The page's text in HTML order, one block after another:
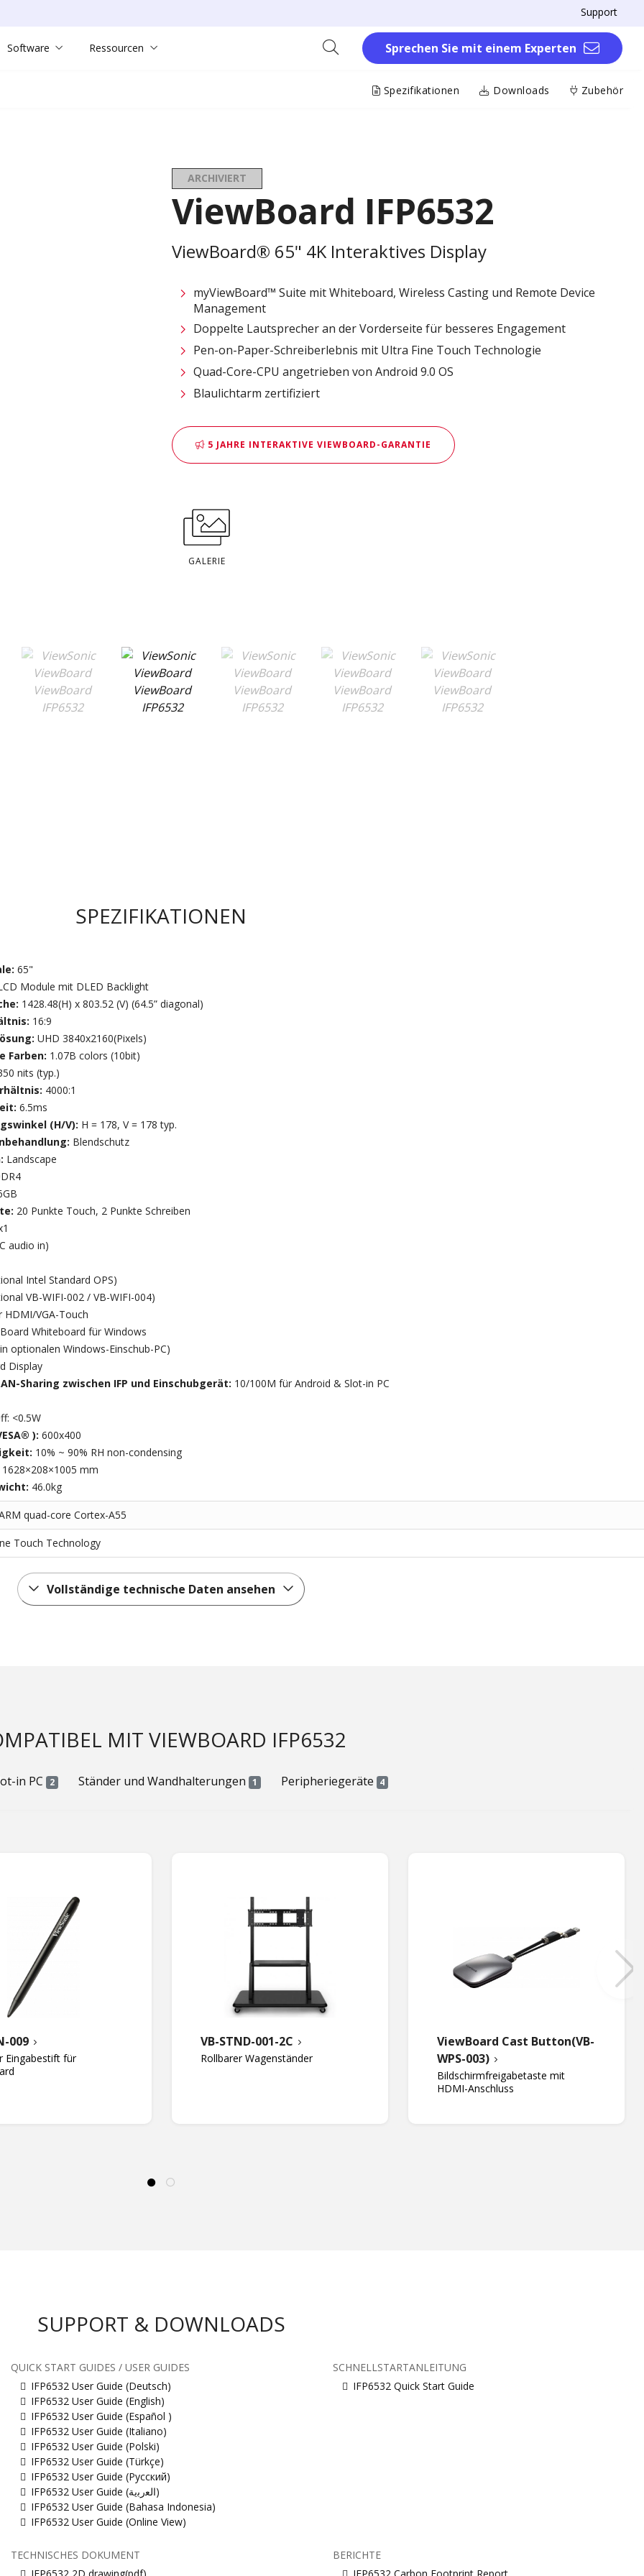
Support
Software Ressourcen Sprechen Sie mit einem Experten
Spezifikationen Downloads Zubehör
ARCHIVIERT
ViewBoard IFP6532
ViewBoard® 65" 4K Interaktives Display
myViewBoard™ Suite mit Whiteboard, Wireless Casting und Remote Device
Management
Doppelte Lautsprecher an der Vorderseite für besseres Engagement
Pen-on-Paper-Schreiberlebnis mit Ultra Fine Touch Technologie
Quad-Core-CPU angetrieben von Android 9.0 OS
Blaulichtarm zertifiziert
5 JAHRE INTERAKTIVE VIEWBOARD-GARANTIE
GALERIE
SPEZIFIKATIONEN
65"
Module mit DLED Backlight
1428.48(H) x 803.52 (V) (64.5” diagonal)
16:9
UHD 3840x2160(Pixels)
Farben: 1.07B colors (10bit)
nits (typ.)
4000:1
6.5ms
(H/V): H = 178, V = 178 typ.
Blendschutz
Landscape
20 Punkte Touch, 2 Punkte Schreiben
audio in)
Intel Standard OPS)
VB-WIFI-002 / VB-WIFI-004)
HDMI/VGA-Touch
Whiteboard für Windows
optionalen Windows-Einschub-PC)
Display
Sharing zwischen IFP und Einschubgerät: 10/100M für Android & Slot-in PC
<0.5W
): 600x400
10% ~ 90% RH non-condensing
1628×208×1005 mm
46.0kg
quad-core Cortex-A55
Touch Technology
Vollständige technische Daten ansehen
MIT VIEWBOARD IFP6532
in PC 2 Ständer und Wandhalterungen 1 Peripheriegeräte 4
009
Eingabestift für
VB-STND-001-2C
Rollbarer Wagenständer
ViewBoard Cast Button(VB-
WPS-003)
Bildschirmfreigabetaste mit
HDMI-Anschluss
SUPPORT & DOWNLOADS
QUICK START GUIDES / USER GUIDES
IFP6532 User Guide (Deutsch)
IFP6532 User Guide (English)
IFP6532 User Guide (Español )
IFP6532 User Guide (Italiano)
IFP6532 User Guide (Polski)
IFP6532 User Guide (Türkçe)
IFP6532 User Guide (Русский)
IFP6532 User Guide (ﺍﻟﻌﺭﺑﻳﺔ)
IFP6532 User Guide (Bahasa Indonesia)
IFP6532 User Guide (Online View)
SCHNELLSTARTANLEITUNG
IFP6532 Quick Start Guide
TECHNISCHES DOKUMENT
BERICHTE